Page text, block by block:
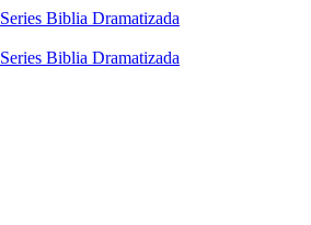
Series Biblia Dramatizada
Series Biblia Dramatizada